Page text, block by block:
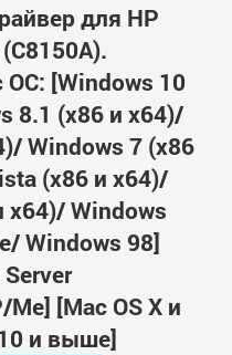
для HP
ОС: [Windows 10
8.1 (x86 и x64)/
Windows 7 (x86
(x86 и x64)/
x64)/ Windows
Windows 98]
[Mac OS X и
и выше]